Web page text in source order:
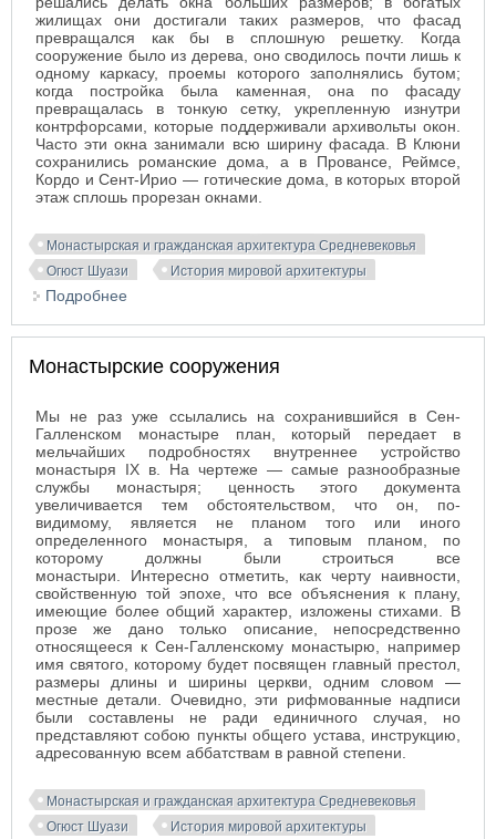
жилищах они достигали таких размеров, что фасад
превращался как бы в сплошную решетку. Когда
сооружение было из дерева, оно сводилось почти лишь к
одному каркасу, проемы которого заполнялись бутом;
когда постройка была каменная, она по фасаду
превращалась в тонкую сетку, укрепленную изнутри
контрфорсами, которые поддерживали архивольты окон.
Часто эти окна занимали всю ширину фасада. В Клюни
сохранились романские дома, а в Провансе, Реймсе,
Кордо и Сент-Ирио — готические дома, в которых второй
этаж сплошь прорезан окнами.
Монастырская и гражданская архитектура Средневековья
Огюст Шуази
История мировой архитектуры
Подробнее
Монастырские сооружения
Мы не раз уже ссылались на сохранившийся в Сен-
Галленском монастыре план, который передает в
мельчайших подробностях внутреннее устройство
монастыря IX в. На чертеже — самые разнообразные
службы монастыря; ценность этого документа
увеличивается тем обстоятельством, что он, по-
видимому, является не планом того или иного
определенного монастыря, а типовым планом, по
которому должны были строиться все
монастыри. Интересно отметить, как черту наивности,
свойственную той эпохе, что все объяснения к плану,
имеющие более общий характер, изложены стихами. В
прозе же дано только описание, непосредственно
относящееся к Сен-Галленскому монастырю, например
имя святого, которому будет посвящен главный престол,
размеры длины и ширины церкви, одним словом —
местные детали. Очевидно, эти рифмованные надписи
были составлены не ради единичного случая, но
представляют собою пункты общего устава, инструкцию,
адресованную всем аббатствам в равной степени.
Монастырская и гражданская архитектура Средневековья
Огюст Шуази
История мировой архитектуры